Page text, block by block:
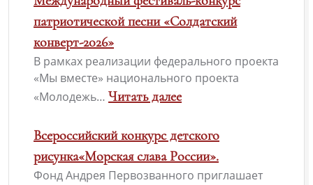
патриотической песни «Солдатский
конверт-2026»
В рамках реализации федерального проекта
«Мы вместе» национального проекта
«Молодежь… Читать далее
Всероссийский конкурс детского
рисунка«Морская слава России».
Фонд Андрея Первозванного приглашает